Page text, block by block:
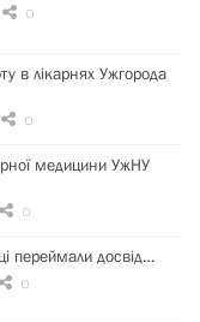
0
в лікарнях Ужгорода
0
медицини УжНУ
0
переймали досвід…
0